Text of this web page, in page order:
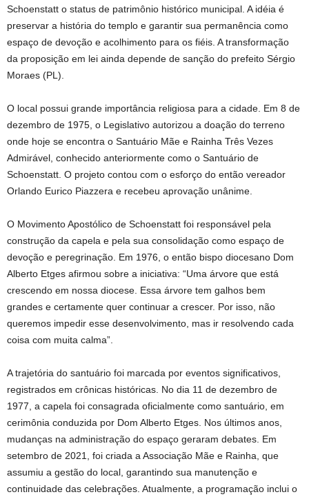
Schoenstatt o status de patrimônio histórico municipal. A idéia é
preservar a história do templo e garantir sua permanência como
espaço de devoção e acolhimento para os fiéis. A transformação
da proposição em lei ainda depende de sanção do prefeito Sérgio
Moraes (PL).
O local possui grande importância religiosa para a cidade. Em 8 de
dezembro de 1975, o Legislativo autorizou a doação do terreno
onde hoje se encontra o Santuário Mãe e Rainha Três Vezes
Admirável, conhecido anteriormente como o Santuário de
Schoenstatt. O projeto contou com o esforço do então vereador
Orlando Eurico Piazzera e recebeu aprovação unânime.
O Movimento Apostólico de Schoenstatt foi responsável pela
construção da capela e pela sua consolidação como espaço de
devoção e peregrinação. Em 1976, o então bispo diocesano Dom
Alberto Etges afirmou sobre a iniciativa: “Uma árvore que está
crescendo em nossa diocese. Essa árvore tem galhos bem
grandes e certamente quer continuar a crescer. Por isso, não
queremos impedir esse desenvolvimento, mas ir resolvendo cada
coisa com muita calma”.
A trajetória do santuário foi marcada por eventos significativos,
registrados em crônicas históricas. No dia 11 de dezembro de
1977, a capela foi consagrada oficialmente como santuário, em
cerimônia conduzida por Dom Alberto Etges. Nos últimos anos,
mudanças na administração do espaço geraram debates. Em
setembro de 2021, foi criada a Associação Mãe e Rainha, que
assumiu a gestão do local, garantindo sua manutenção e
continuidade das celebrações. Atualmente, a programação inclui o